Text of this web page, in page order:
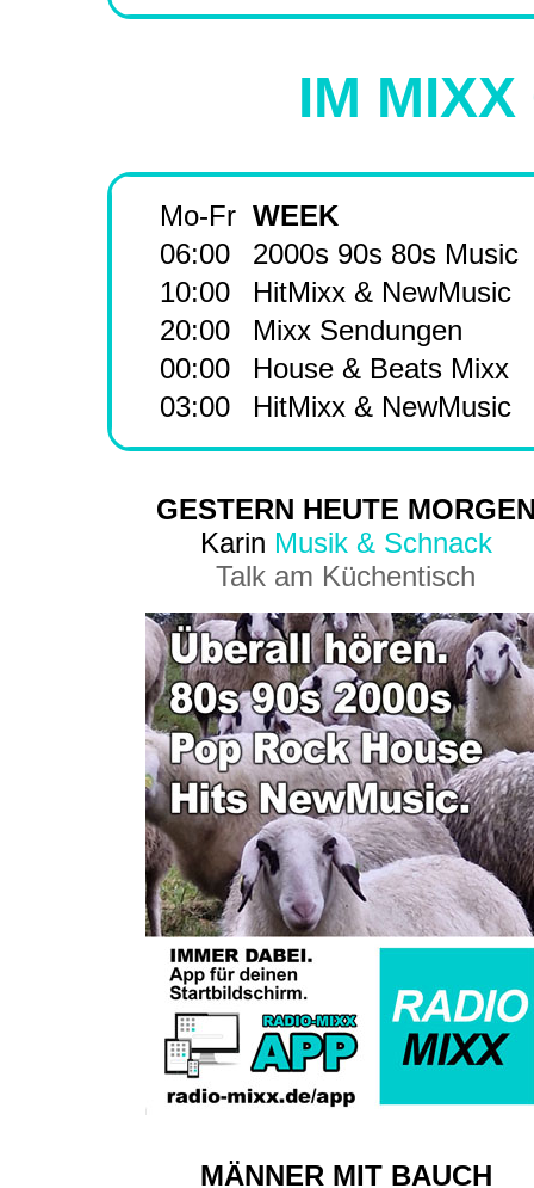
IM MIXX
Mo-Fr WEEK
06:00
2000s 90s 80s Music
10:00
HitMixx & NewMusic
20:00
Mixx Sendungen
00:00
House & Beats Mixx
03:00
HitMixx & NewMusic
GESTERN HEUTE
Karin Musik & Schnack
Talk am Küchentisch
MÄNNER MIT BAUCH